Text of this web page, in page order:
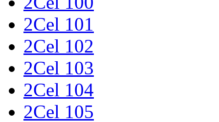
2Cel 101
2Cel 102
2Cel 103
2Cel 104
2Cel 105